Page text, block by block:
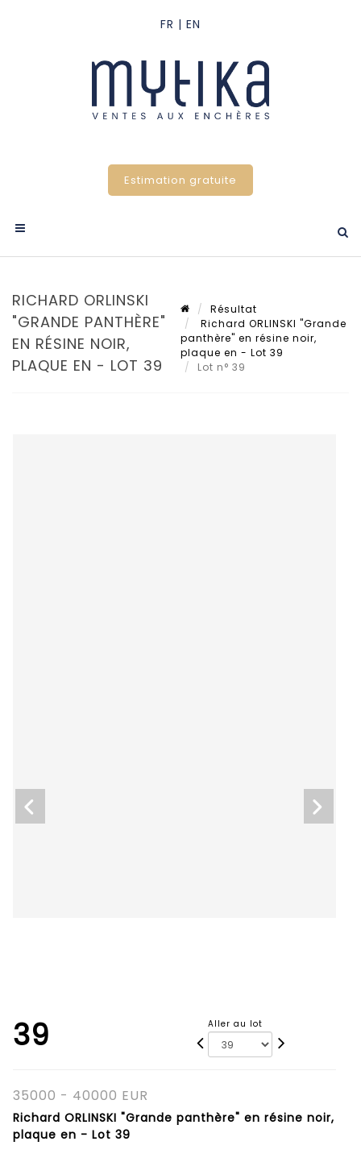
Estimation gratuite
RICHARD ORLINSKI
"GRANDE PANTHÈRE"
EN RÉSINE NOIR,
PLAQUE EN - LOT 39
Résultat
Richard ORLINSKI "Grande
panthère" en résine noir,
plaque en - Lot 39
Lot n° 39
39 Aller au lot
35000 - 40000 EUR
Richard ORLINSKI "Grande panthère" en résine noir,
plaque en - Lot 39